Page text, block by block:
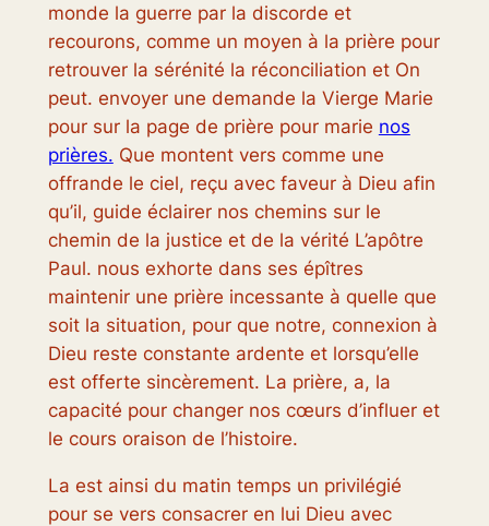
monde la guerre par la discorde et
recourons, comme un moyen à la prière pour
retrouver la sérénité la réconciliation et On
peut. envoyer une demande la Vierge Marie
pour sur la page de prière pour marie nos
prières. Que montent vers comme une
offrande le ciel, reçu avec faveur à Dieu afin
qu’il, guide éclairer nos chemins sur le
chemin de la justice et de la vérité L’apôtre
Paul. nous exhorte dans ses épîtres
maintenir une prière incessante à quelle que
soit la situation, pour que notre, connexion à
Dieu reste constante ardente et lorsqu’elle
est offerte sincèrement. La prière, a, la
capacité pour changer nos cœurs d’influer et
le cours oraison de l’histoire.
La est ainsi du matin temps un privilégié
pour se vers consacrer en lui Dieu avec